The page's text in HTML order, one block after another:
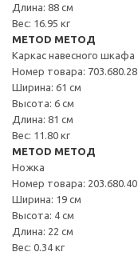
Длина: 88 см
Вес: 16.95 кг
METOD МЕТОД
Каркас навесного шкафа
Номер товара: 703.680.28
Ширина: 61 см
Высота: 6 см
Длина: 81 см
Вес: 11.80 кг
METOD МЕТОД
Ножка
Номер товара: 203.680.40
Ширина: 19 см
Высота: 4 см
Длина: 22 см
Вес: 0.34 кг